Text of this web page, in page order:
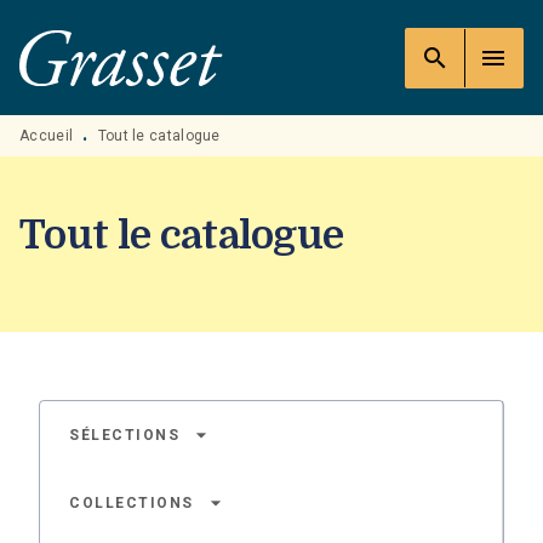
MENU RECHERCHE
PIED DE PAGE
search menu
Accueil • Tout le catalogue
Tout le catalogue
SÉLECTIONS arrow_drop_down
COLLECTIONS arrow_drop_down